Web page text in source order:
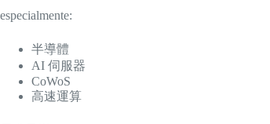
especialmente:
半導體
AI 伺服器
CoWoS
高速運算